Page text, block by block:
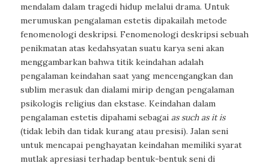
mendalam dalam tragedi hidup melalui drama. Untuk
merumuskan pengalaman estetis dipakailah metode
fenomenologi deskripsi. Fenomenologi deskripsi sebuah
penikmatan atas kedahsyatan suatu karya seni akan
menggambarkan bahwa titik keindahan adalah
pengalaman keindahan saat yang mencengangkan dan
sublim merasuk dan dialami mirip dengan pengalaman
psikologis religius dan ekstase. Keindahan dalam
pengalaman estetis dipahami sebagai as such as it is
(tidak lebih dan tidak kurang atau presisi). Jalan seni
untuk mencapai penghayatan keindahan memiliki syarat
mutlak apresiasi terhadap bentuk-bentuk seni di